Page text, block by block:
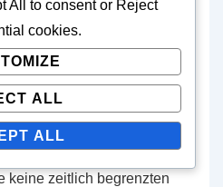
Codes aufgeführt sein
für Newsletter
von der offiziellen Seite
direkt in Ihr Postfach
keine zeitlich begrenzten
All to consent or Reject
cookies.
ALL
ALL